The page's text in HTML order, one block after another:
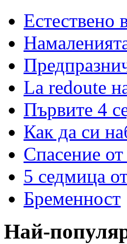
Естествено
La redoute
Първите 4
Как да си
Спасение
5 седмица
Бременност
Най-